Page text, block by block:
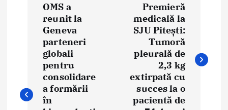
a
OMS a
reunit la
Geneva
parteneri
globali
pentru
consolidare
a formării
în
Premieră
medicală la
SJU Pitești:
Tumoră
pleurală de
2,3 kg
extirpată cu
succes la o
pacientă de